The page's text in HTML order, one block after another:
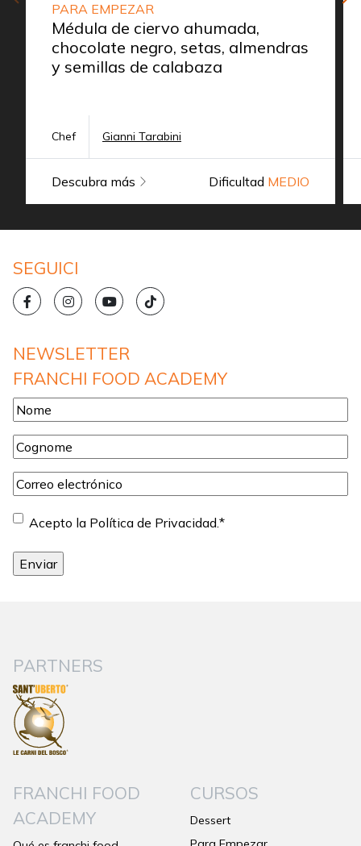
PARA EMPEZAR
Médula de ciervo ahumada,
chocolate negro, setas, almendras
y semillas de calabaza
Chef Gianni Tarabini
Descubra más Dificultad MEDIO
SEGUICI
NEWSLETTER
FRANCHI FOOD ACADEMY
Nome*
Cognome*
Correo
electrónico*
Consentimiento*
Acepto la Política de Privacidad.*
PARTNERS
FRANCHI FOOD
ACADEMY
CURSOS
Dessert